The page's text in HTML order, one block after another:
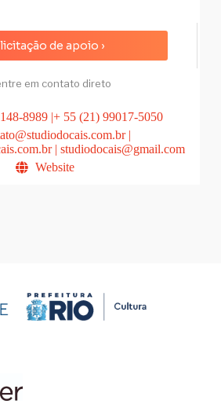
de apoio ›
em contato direto
8989 |+ 55 (21) 99017-5050
|
| studiodocais@gmail.com
Website